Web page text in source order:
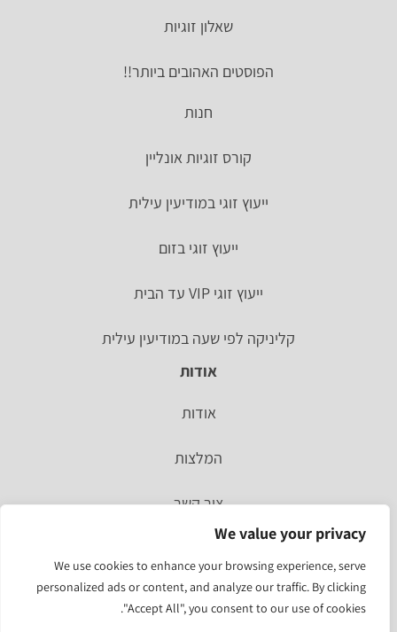
We value your privacy
We use cookies to enhance your browsing experience, serve
personalized ads or content, and analyze our traffic. By clicking
"Accept All", you consent to our use of cookies.
שאלון זוגיות
הפוסטים האהובים ביותר!!
חנות
קורס זוגיות אונליין
ייעוץ זוגי במודיעין עילית
ייעוץ זוגי בזום
ייעוץ זוגי VIP עד הבית
קליניקה לפי שעה במודיעין עילית
אודות
אודות
המלצות
צור קשר
מהעיתונות